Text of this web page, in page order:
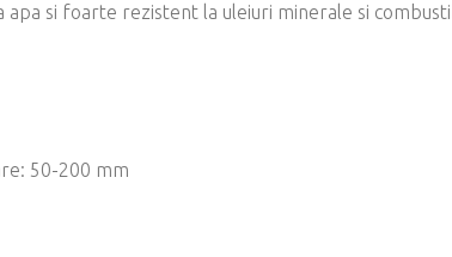
apa si foarte rezistent la uleiuri minerale si
50-200 mm